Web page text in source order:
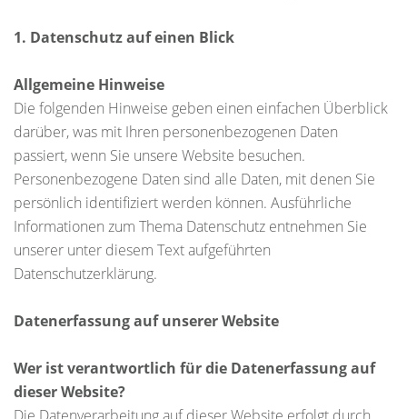
1. Datenschutz auf einen Blick
Allgemeine Hinweise
Die folgenden Hinweise geben einen einfachen Überblick
darüber, was mit Ihren personenbezogenen Daten
passiert, wenn Sie unsere Website besuchen.
Personenbezogene Daten sind alle Daten, mit denen Sie
persönlich identifiziert werden können. Ausführliche
Informationen zum Thema Datenschutz entnehmen Sie
unserer unter diesem Text aufgeführten
Datenschutzerklärung.
Datenerfassung auf unserer Website
Wer ist verantwortlich für die Datenerfassung auf
dieser Website?